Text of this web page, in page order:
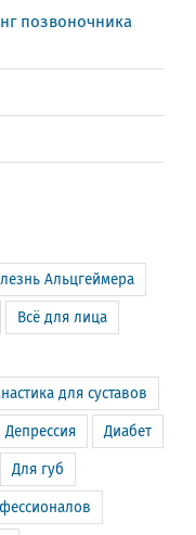
позвоночника
Альцгеймера
Всё для лица
для суставов
Депрессия Диабет
Для губ